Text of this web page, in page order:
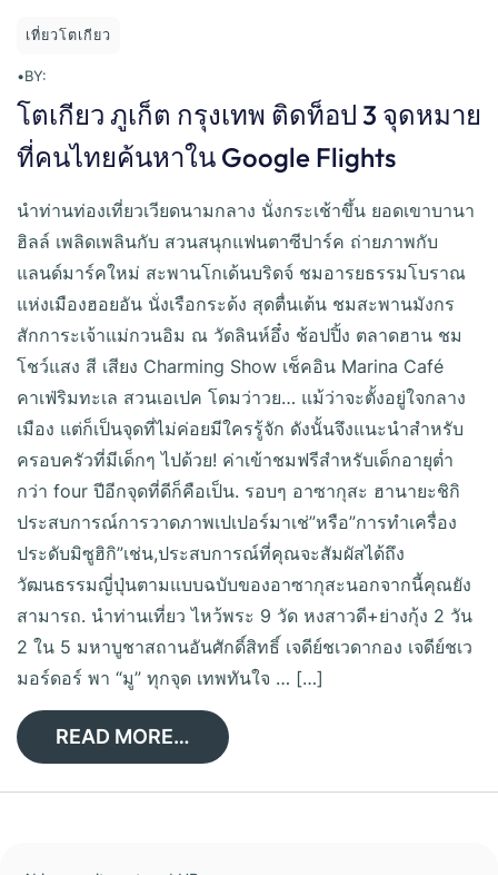
เที่ยวโตเกียว
•BY:
โตเกียว ภูเก็ต กรุงเทพ ติดท็อป 3 จุดหมาย
ที่คนไทยค้นหาใน Google Flights
นำท่านท่องเที่ยวเวียดนามกลาง นั่งกระเช้าขึ้น ยอดเขาบานา
ฮิลล์ เพลิดเพลินกับ สวนสนุกแฟนตาซีปาร์ค ถ่ายภาพกับ
แลนด์มาร์คใหม่ สะพานโกเด้นบริดจ์ ชมอารยธรรมโบราณ
แห่งเมืองฮอยอัน นั่งเรือกระด้ง สุดตื่นเต้น ชมสะพานมังกร
สักการะเจ้าแม่กวนอิม ณ วัดลินห์อึ๋ง ช้อปปิ้ง ตลาดฮาน ชม
โชว์แสง สี เสียง Charming Show เช็คอิน Marina Café
คาเฟ่ริมทะเล สวนเอเปค โดมว่าวย… แม้ว่าจะตั้งอยู่ใจกลาง
เมือง แต่ก็เป็นจุดที่ไม่ค่อยมีใครรู้จัก ดังนั้นจึงแนะนำสำหรับ
ครอบครัวที่มีเด็กๆ ไปด้วย! ค่าเข้าชมฟรีสำหรับเด็กอายุต่ำ
กว่า four ปีอีกจุดที่ดีก็คือเป็น. รอบๆ อาซากุสะ ฮานายะชิกิ
ประสบการณ์การวาดภาพเปเปอร์มาเช่”หรือ”การทำเครื่อง
ประดับมิซูฮิกิ”เช่น,ประสบการณ์ที่คุณจะสัมผัสได้ถึง
วัฒนธรรมญี่ปุ่นตามแบบฉบับของอาซากุสะนอกจากนี้คุณยัง
สามารถ. นำท่านเที่ยว ไหว้พระ 9 วัด หงสาวดี+ย่างกุ้ง 2 วัน
2 ใน 5 มหาบูชาสถานอันศักดิ์สิทธิ์ เจดีย์ชเวดากอง เจดีย์ชเว
มอร์ดอร์ พา “มู” ทุกจุด เทพทันใจ … […]
READ MORE…